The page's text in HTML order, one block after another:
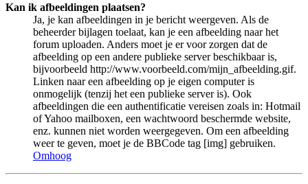
Kan ik afbeeldingen plaatsen?
Ja, je kan afbeeldingen in je bericht weergeven. Als de
beheerder bijlagen toelaat, kan je een afbeelding naar het
forum uploaden. Anders moet je er voor zorgen dat de
afbeelding op een andere publieke server beschikbaar is,
bijvoorbeeld http://www.voorbeeld.com/mijn_afbeelding.gif.
Linken naar een afbeelding op je eigen computer is
onmogelijk (tenzij het een publieke server is). Ook
afbeeldingen die een authentificatie vereisen zoals in: Hotmail
of Yahoo mailboxen, een wachtwoord beschermde website,
enz. kunnen niet worden weergegeven. Om een afbeelding
weer te geven, moet je de BBCode tag [img] gebruiken.
Omhoog